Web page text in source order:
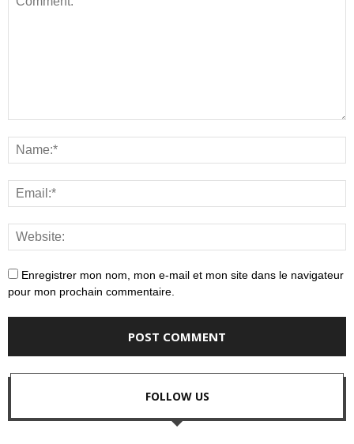
Enregistrer mon nom, mon e-mail et mon site dans le navigateur
pour mon prochain commentaire.
FOLLOW US